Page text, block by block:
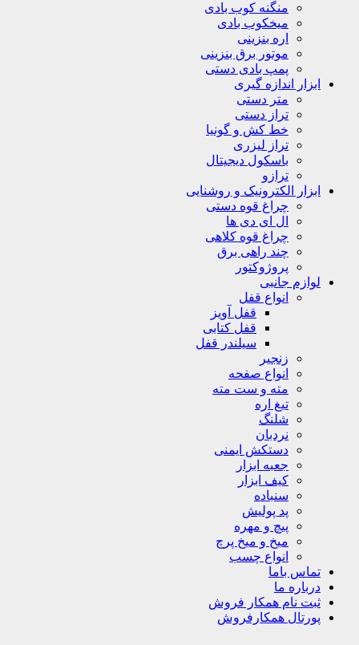
منگنه کوب بادی
میخکوب بادی
اره بنزینی
موتور برق بنزینی
پمپ بادی دستی
ابزار اندازه گیری
متر دستی
تراز دستی
خط کش و گونیا
تراز لیزری
باسکول دیجیتال
ترازو
ابزار الکترونیک و روشنایی
چراغ قوه دستی
ال ای دی ها
چراغ قوه کلاهی
چند راهی برق
پروژوکتور
لوازم جانبی
انواع قفل
قفل آویز
قفل کتابی
سیلندر قفل
زنجیر
انواع صفحه
مته و ست مته
تیغ اره
شلنگ
نردبان
دستکش ایمنی
جعبه ابزار
کیف ابزار
سنباده
پد پولیش
پیچ و مهره
میخ و میخ پرچ
انواع چسب
تماس باما
درباره ما
ثبت نام همکار فروش
پورتال همکارفروش